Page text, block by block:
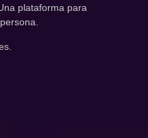
plataforma para